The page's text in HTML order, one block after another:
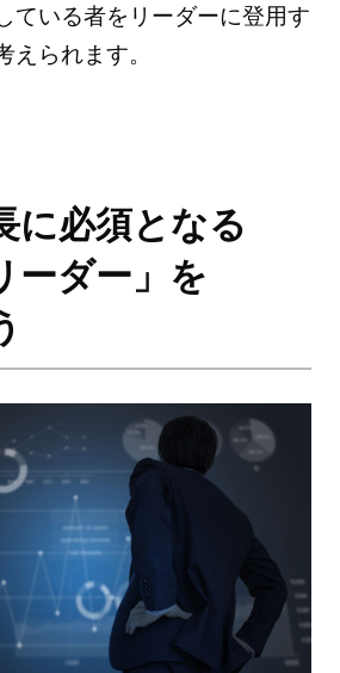
ている者をリーダーに登用す
えられます。
に必須となる
ーダー」を